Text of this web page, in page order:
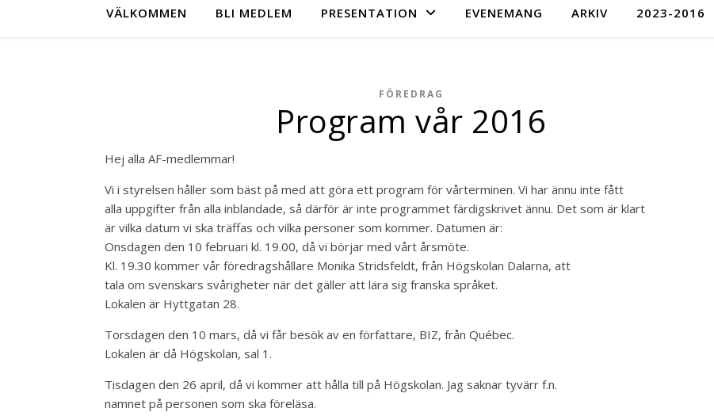
VÄLKOMMEN BLI MEDLEM PRESENTATION EVENEMANG ARKIV 2023-2016
FÖREDRAG
Program vår 2016
Hej alla AF-medlemmar!
Vi i styrelsen håller som bäst på med att göra ett program för vårterminen. Vi har ännu inte fått
alla uppgifter från alla inblandade, så därför är inte programmet färdigskrivet ännu. Det som är klart
är vilka datum vi ska träffas och vilka personer som kommer. Datumen är:
Onsdagen den 10 februari kl. 19.00, då vi börjar med vårt årsmöte.
Kl. 19.30 kommer vår föredragshållare Monika Stridsfeldt, från Högskolan Dalarna, att
tala om svenskars svårigheter när det gäller att lära sig franska språket.
Lokalen är Hyttgatan 28.
Torsdagen den 10 mars, då vi får besök av en författare, BIZ, från Québec.
Lokalen är då Högskolan, sal 1.
Tisdagen den 26 april, då vi kommer att hålla till på Högskolan. Jag saknar tyvärr f.n.
namnet på personen som ska föreläsa.